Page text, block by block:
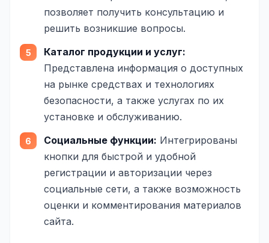
SEO-продвижение нового и молодого сайта
Управление репутацией SERM / ORM
Ведение и поддержка сайта
SEO-консультация
SEO для интернет-магазина
+ ещё 6 услуг
ВКонтакте
Instagram
позволяет получить консультацию и
решить возникшие вопросы.
Каталог продукции и услуг:
Представлена информация о доступных
на рынке средствах и технологиях
безопасности, а также услугах по их
установке и обслуживанию.
Социальные функции: Интегрированы
кнопки для быстрой и удобной
регистрации и авторизации через
социальные сети, а также возможность
оценки и комментирования материалов
сайта.